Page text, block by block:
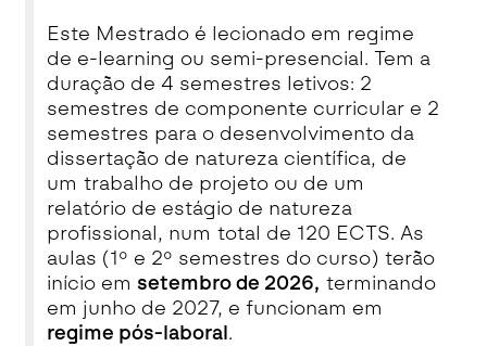
Este Mestrado é lecionado em regime
de e-learning ou semi-presencial. Tem a
duração de 4 semestres letivos: 2
semestres de componente curricular e 2
semestres para o desenvolvimento da
dissertação de natureza científica, de
um trabalho de projeto ou de um
relatório de estágio de natureza
profissional, num total de 120 ECTS. As
aulas (1º e 2º semestres do curso) terão
início em setembro de 2026, terminando
em junho de 2027, e funcionam em
regime pós-laboral.